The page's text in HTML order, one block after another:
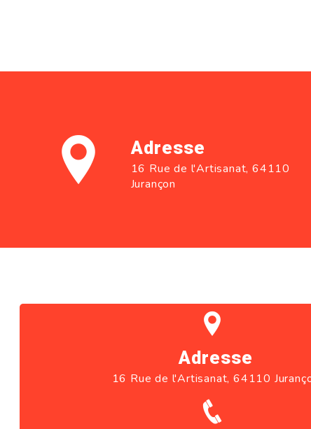
Adresse
16 Rue de l'Artisanat, 64110
Jurançon
Adresse
16 Rue de l'Artisanat, 64110